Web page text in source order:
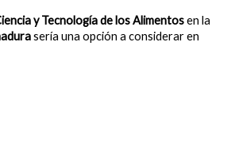
y Tecnología de los Alimentosen la
sería una opción a considerar en